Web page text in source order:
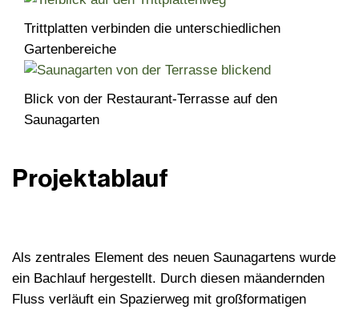
Trittplatten verbinden die unterschiedlichen
Gartenbereiche
Blick von der Restaurant-Terrasse auf den
Saunagarten
Projektablauf
Als zentrales Element des neuen Saunagartens wurde
ein Bachlauf hergestellt. Durch diesen mäandernden
Fluss verläuft ein Spazierweg mit großformatigen